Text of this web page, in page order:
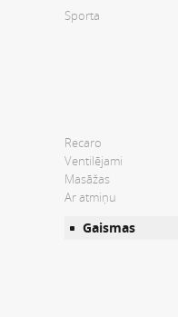
Sporta
Recaro
Ventilējami
Masāžas
Ar atmiņu
Gaismas